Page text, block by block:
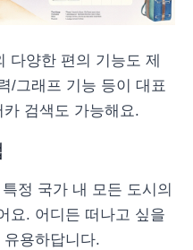
다양한 편의 기능도 제
/그래프 기능 등이 대표
검색도 가능해요.
정 국가 내 모든 도시의
요. 어디든 떠나고 싶을
용하답니다.